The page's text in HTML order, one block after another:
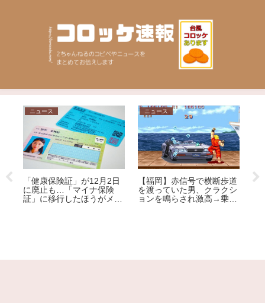
ニュース
「健康保険証」が12月2日
に廃止も…「マイナ保険
証」に移行したほうがメリ
ニュース
【福岡】赤信号で横断歩道
を渡っていた男、クラクシ
ョンを鳴らされ激高→乗用
【
後